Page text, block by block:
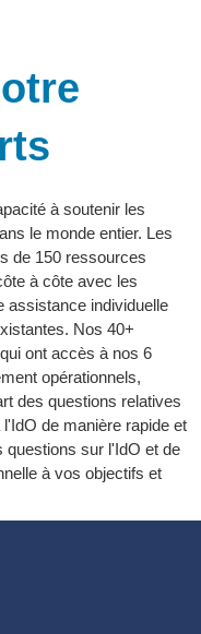
à soutenir les
le monde entier. Les
de 150 ressources
à côte avec les
assistance individuelle
Nos 40+
ont accès à nos 6
opérationnels,
des questions relatives
de manière rapide et
sur l'IdO et de
à vos objectifs et